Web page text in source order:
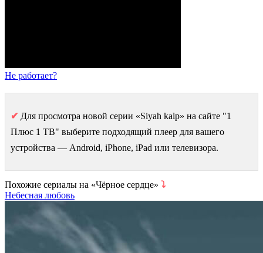
Не работает?
✔ Для просмотра новой серии «Siyah kalp» на сайте "1
Плюс 1 ТВ" выберите подходящий плеер для вашего
устройства — Android, iPhone, iPad или телевизора.
Похожие сериалы на «Чёрное сердце» ⤵
Небесная любовь